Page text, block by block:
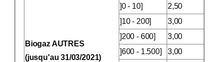
Biogaz AUTRES
(jusqu'au 31/03/2021)
]0 - 10]
2,50
]10 - 200]
3,00
]200 - 600]
3,00
]600 - 1.500]
3,00